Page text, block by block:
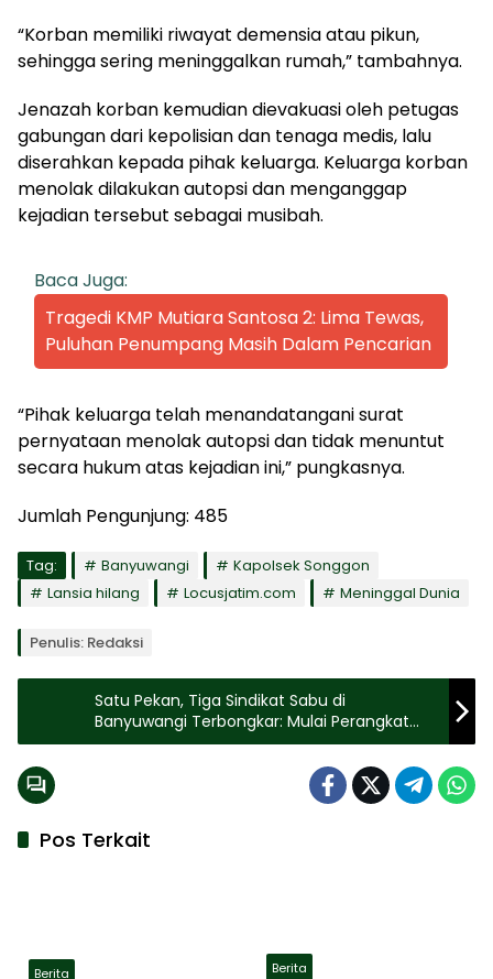
“Korban memiliki riwayat demensia atau pikun,
sehingga sering meninggalkan rumah,” tambahnya.
Jenazah korban kemudian dievakuasi oleh petugas
gabungan dari kepolisian dan tenaga medis, lalu
diserahkan kepada pihak keluarga. Keluarga korban
menolak dilakukan autopsi dan menganggap
kejadian tersebut sebagai musibah.
Baca Juga:
Tragedi KMP Mutiara Santosa 2: Lima Tewas,
Puluhan Penumpang Masih Dalam Pencarian
“Pihak keluarga telah menandatangani surat
pernyataan menolak autopsi dan tidak menuntut
secara hukum atas kejadian ini,” pungkasnya.
Jumlah Pengunjung: 485
Tag: Banyuwangi
Kapolsek Songgon
Lansia hilang
Locusjatim.com Meninggal Dunia
Penulis: Redaksi
Satu Pekan, Tiga Sindikat Sabu di
Banyuwangi Terbongkar: Mulai Perangkat
Desa hingga Remaja
Pos Terkait
Berita Berita